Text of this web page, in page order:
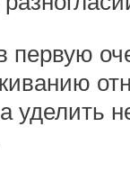
уделить